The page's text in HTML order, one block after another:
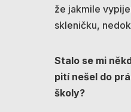
že jakmile
skleničku,
Stalo se mi
pití nešel do
školy?